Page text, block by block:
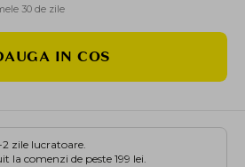
30 de zile
IN COS
zile lucratoare.
la comenzi de peste 199 lei.